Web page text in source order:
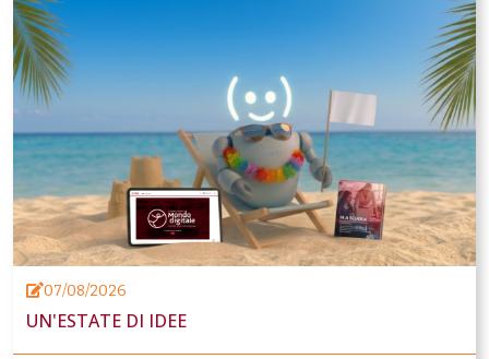
07/08/2026
UN'ESTATE DI IDEE